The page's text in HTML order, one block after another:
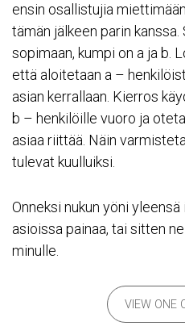
ensin osallistujia
tämän jälkeen parin
sopimaan, kumpi on a ja b.
että aloitetaan a –
asian kerrallaan. Kierros
b – henkilöille vuoro ja
asiaa riittää. Näin
tulevat kuulluiksi.
Onneksi nukun yöni
asioissa painaa, tai sitten
minulle.
VIEW ONE